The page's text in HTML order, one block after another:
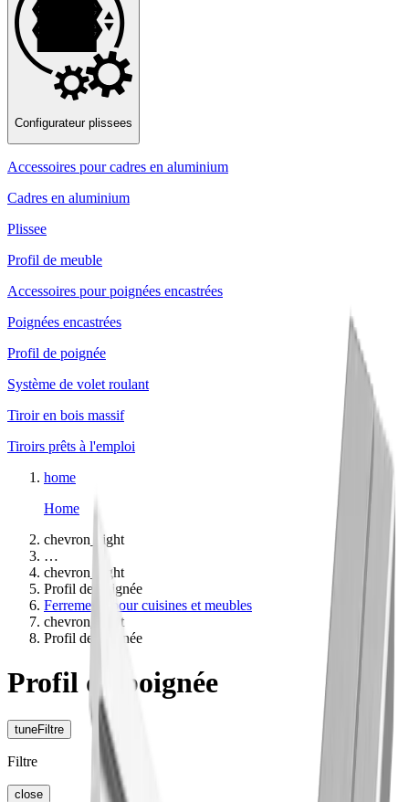
Configurateur plissees
Accessoires pour cadres en aluminium
Cadres en aluminium
Plissee
Profil de meuble
Accessoires pour poignées encastrées
Poignées encastrées
Profil de poignée
Système de volet roulant
Tiroir en bois massif
Tiroirs prêts à l'emploi
home
Home
chevron_right
…
chevron_right
Profil de poignée
Ferrements pour cuisines et meubles
chevron_right
Profil de poignée
Profil de poignée
tuneFiltre
Filtre
close